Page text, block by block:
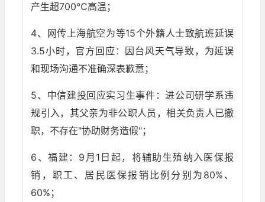
产生超700℃高温；
4、网传上海航空为等15个外籍人士致航班延误
3.5小时，官方回应：因台风天气导致，为延误
和现场沟通不准确深表歉意；
5、中信建投回应实习生事件：进公司研学系违
规引入，其父亲为非公职人员，相关负责人已撤
职，不存在"协助财务造假"；
6、福建：9月1日起，将辅助生殖纳入医保报
销，职工、居民医保报销比例分别为80%、
60%；